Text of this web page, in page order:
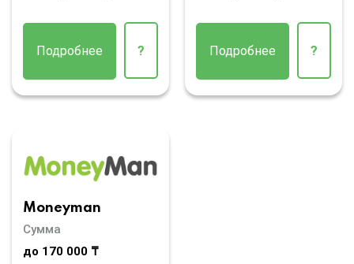
Подробнее ? Подробнее ?
Moneyman
Сумма
до 170 000 ₸